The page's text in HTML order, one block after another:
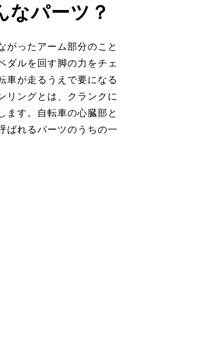
なパーツ？
がったアーム部分のこと
ダルを回す脚の力をチェ
車が走るうえで要になる
リングとは、クランクに
ます。自転車の心臓部と
ばれるパーツのうちの一